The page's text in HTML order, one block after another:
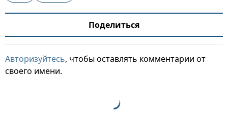
Поделиться
Авторизуйтесь, чтобы оставлять комментарии от
своего имени.